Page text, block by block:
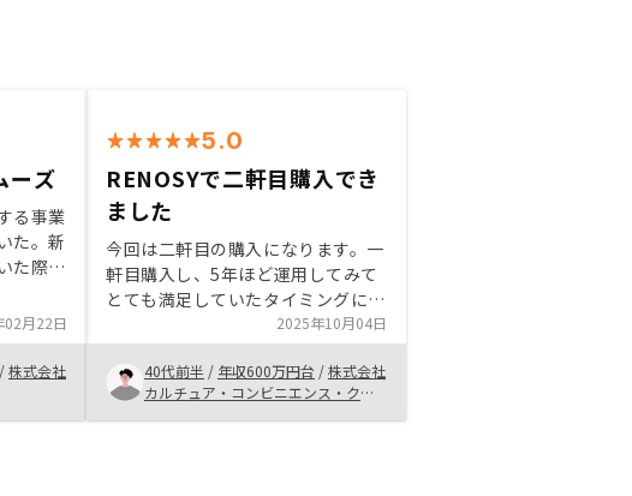
ーズ
る事業
た。新
た際に
です。
ランや
用の利
こと
ができ
02月22日
/株式会社
5.0
RENOSYで二軒目購入でき
ました
今回は二軒目の購入になります。一
軒目購入し、5年ほど運用してみて
とても満足していたタイミングに新
しい担当の方からよい物件を紹介頂
き、購入することができました。す
べてをオンラインで解決でき、とて
もスムーズでした。集金代行のプラ
ンの見直しなどタイミングみて提案
2025年10月04日
40代前半 / 年収600万円台 /株式会社
カルチュア・コンビニエンス・クラ